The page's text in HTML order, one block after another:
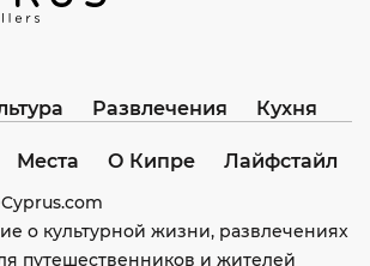
Развлечения Кухня
Места О Кипре Лайфстайл
о культурной жизни, развлечениях
путешественников и жителей